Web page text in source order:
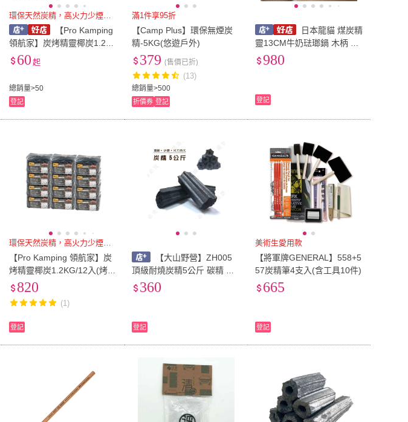
環保天然炭精，高火力少煙又耐燒
【Pro Kamping
領航家】炭烤精靈椰炭1.2K
G/3入(烤肉木炭 無煙木炭 炭
精椰炭 環保椰子炭 燒烤木
總銷量>50
60 起
登記
滿1件享95折
【Camp Plus】環保無煙炭
精-5KG(悠遊戶外)
總銷量>500
379 (售價已折)
(13)
折價券 登記
日本龍貓 煤炭精
靈13CM牛奶琺瑯鍋 木柄 木
柄牛奶鍋 琺瑯鍋 調理鍋 800
980
登記
環保天然炭精，高火力少煙又耐燒
【Pro Kamping 領航家】炭
烤精靈椰炭1.2KG/12入(烤肉
木炭 無煙木炭 炭精椰炭 環
820
(1)
登記
【大山野營】ZH005
頂級耐燒炭精5公斤 碳精 木
炭 原子炭 火炭 少煙 無臭 中
360
登記
美術生愛用款
【將軍牌GENERAL】558+5
57炭精筆4支入(含工具10件)
665
登記